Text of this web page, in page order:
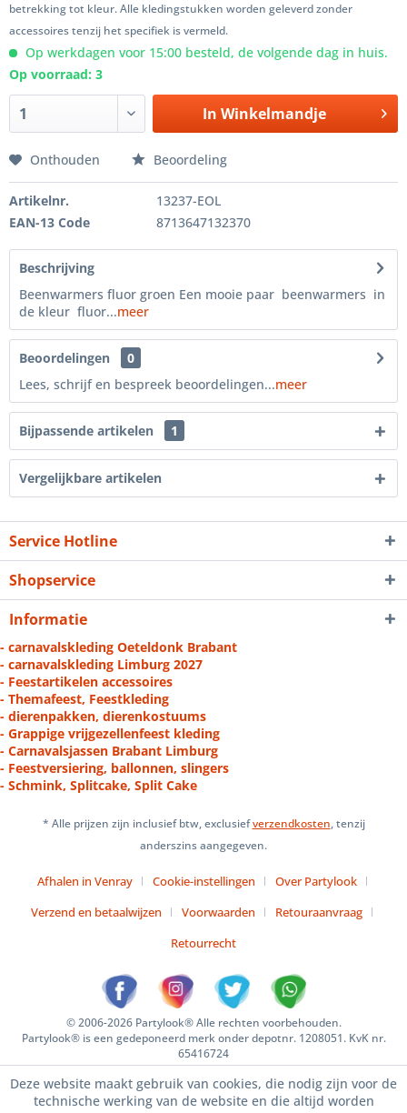
betrekking tot kleur. Alle kledingstukken worden geleverd zonder
accessoires tenzij het specifiek is vermeld.
Op werkdagen voor 15:00 besteld, de volgende dag in huis.
Op voorraad: 3
In Winkelmandje
Onthouden Beoordeling
Artikelnr.
13237-EOL
EAN-13 Code
8713647132370
Beschrijving
Beenwarmers fluor groen Een mooie paar beenwarmers in
de kleur fluor...meer
Beoordelingen
0
Lees, schrijf en bespreek beoordelingen...meer
Bijpassende artikelen 1
Vergelijkbare artikelen
Service Hotline
Shopservice
Informatie
- carnavalskleding Oeteldonk Brabant
- carnavalskleding Limburg 2027
- Feestartikelen accessoires
- Themafeest, Feestkleding
- dierenpakken, dierenkostuums
- Grappige vrijgezellenfeest kleding
- Carnavalsjassen Brabant Limburg
- Feestversiering, ballonnen, slingers
- Schmink, Splitcake, Split Cake
* Alle prijzen zijn inclusief btw, exclusiefverzendkosten, tenzij
anderszins aangegeven.
Afhalen in Venray Cookie-instellingen
Over Partylook
Verzend en betaalwijzen
Voorwaarden
Retouraanvraag
Retourrecht
© 2006-2026 Partylook® Alle rechten voorbehouden.
Partylook® is een gedeponeerd merk onder depotnr. 1208051. KvK nr.
65416724
Deze website maakt gebruik van cookies, die nodig zijn voor de
technische werking van de website en die altijd worden